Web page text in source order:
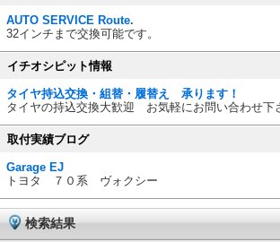
AUTO SERVICE Route.
32インチまで交換可能です。
イチオシピット情報
タイヤ持込交換・組替・履替え 承ります！
タイヤの持込交換大歓迎 お気軽にお問い合わせ下
取付実績ブログ
Garage EJ
トヨタ ７０系 ヴォクシー
検索結果